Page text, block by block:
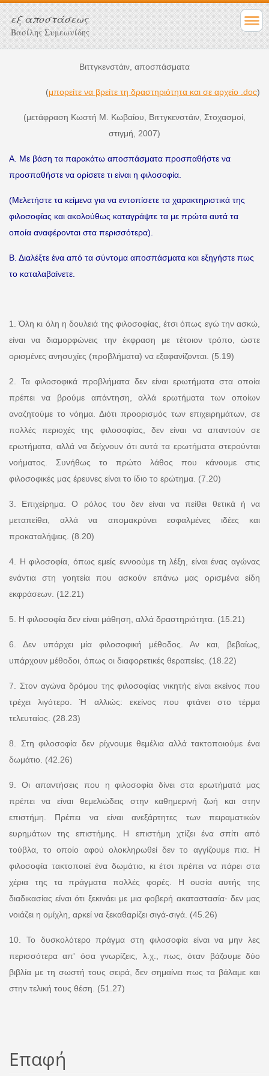
εξ αποστάσεως
Βασίλης Συμεωνίδης
Βιττγκενστάιν, αποσπάσματα
(μπορείτε να βρείτε τη δραστηριότητα και σε αρχείο .doc)
(μετάφραση Κωστή Μ. Κωβαίου, Βιττγκενστάιν, Στοχασμοί,
στιγμή, 2007)
Α. Με βάση τα παρακάτω αποσπάσματα προσπαθήστε να
προσπαθήστε να ορίσετε τι είναι η φιλοσοφία.
(Μελετήστε τα κείμενα για να εντοπίσετε τα χαρακτηριστικά της
φιλοσοφίας και ακολούθως καταγράψτε τα με πρώτα αυτά τα
οποία αναφέρονται στα περισσότερα).
Β. Διαλέξτε ένα από τα σύντομα αποσπάσματα και εξηγήστε πως
το καταλαβαίνετε.
1. Όλη κι όλη η δουλειά της φιλοσοφίας, έτσι όπως εγώ την ασκώ,
είναι να διαμορφώνεις την έκφραση με τέτοιον τρόπο, ώστε
ορισμένες ανησυχίες (προβλήματα) να εξαφανίζονται. (5.19)
2. Τα φιλοσοφικά προβλήματα δεν είναι ερωτήματα στα οποία
πρέπει να βρούμε απάντηση, αλλά ερωτήματα των οποίων
αναζητούμε το νόημα. Διότι προορισμός των επιχειρημάτων, σε
πολλές περιοχές της φιλοσοφίας, δεν είναι να απαντούν σε
ερωτήματα, αλλά να δείχνουν ότι αυτά τα ερωτήματα στερούνται
νοήματος. Συνήθως το πρώτο λάθος που κάνουμε στις
φιλοσοφικές μας έρευνες είναι το ίδιο το ερώτημα. (7.20)
3. Επιχείρημα. Ο ρόλος του δεν είναι να πείθει θετικά ή να
μεταπείθει, αλλά να απομακρύνει εσφαλμένες ιδέες και
προκαταλήψεις. (8.20)
4. Η φιλοσοφία, όπως εμείς εννοούμε τη λέξη, είναι ένας αγώνας
ενάντια στη γοητεία που ασκούν επάνω μας ορισμένα είδη
εκφράσεων. (12.21)
5. Η φιλοσοφία δεν είναι μάθηση, αλλά δραστηριότητα. (15.21)
6. Δεν υπάρχει μία φιλοσοφική μέθοδος. Αν και, βεβαίως,
υπάρχουν μέθοδοι, όπως οι διαφορετικές θεραπείες. (18.22)
7. Στον αγώνα δρόμου της φιλοσοφίας νικητής είναι εκείνος που
τρέχει λιγότερο. Ή αλλιώς: εκείνος που φτάνει στο τέρμα
τελευταίος. (28.23)
8. Στη φιλοσοφία δεν ρίχνουμε θεμέλια αλλά τακτοποιούμε ένα
δωμάτιο. (42.26)
9. Οι απαντήσεις που η φιλοσοφία δίνει στα ερωτήματά μας
πρέπει να είναι θεμελιώδεις στην καθημερινή ζωή και στην
επιστήμη. Πρέπει να είναι ανεξάρτητες των πειραματικών
ευρημάτων της επιστήμης. Η επιστήμη χτίζει ένα σπίτι από
τούβλα, το οποίο αφού ολοκληρωθεί δεν το αγγίζουμε πια. Η
φιλοσοφία τακτοποιεί ένα δωμάτιο, κι έτσι πρέπει να πάρει στα
χέρια της τα πράγματα πολλές φορές. Η ουσία αυτής της
διαδικασίας είναι ότι ξεκινάει με μια φοβερή ακαταστασία· δεν μας
νοιάζει η ομίχλη, αρκεί να ξεκαθαρίζει σιγά-σιγά. (45.26)
10. Το δυσκολότερο πράγμα στη φιλοσοφία είναι να μην λες
περισσότερα απ' όσα γνωρίζεις, λ.χ., πως, όταν βάζουμε δύο
βιβλία με τη σωστή τους σειρά, δεν σημαίνει πως τα βάλαμε και
στην τελική τους θέση. (51.27)
Επαφή